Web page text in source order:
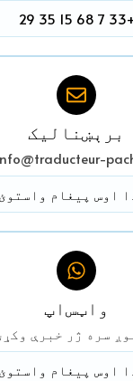
+33 7 68 15 35 29
برېښنالیک
info@traducteur-
اوس پیغام واستوئ
واټس‌اپ
سره ژر خبرې وکړئ
اوس پیغام واستوئ